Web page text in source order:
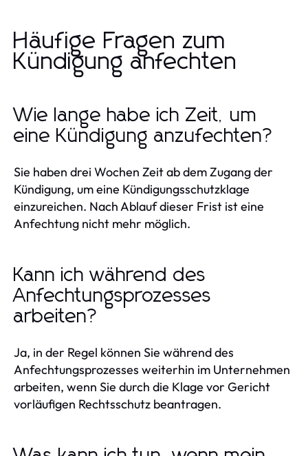
Häufige Fragen zum
Kündigung anfechten
Wie lange habe ich Zeit, um
eine Kündigung anzufechten?
Sie haben drei Wochen Zeit ab dem Zugang der
Kündigung, um eine Kündigungsschutzklage
einzureichen. Nach Ablauf dieser Frist ist eine
Anfechtung nicht mehr möglich.
Kann ich während des
Anfechtungsprozesses
arbeiten?
Ja, in der Regel können Sie während des
Anfechtungsprozesses weiterhin im Unternehmen
arbeiten, wenn Sie durch die Klage vor Gericht
vorläufigen Rechtsschutz beantragen.